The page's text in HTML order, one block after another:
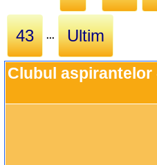
43 ... Ultim
Clubul aspirantelor